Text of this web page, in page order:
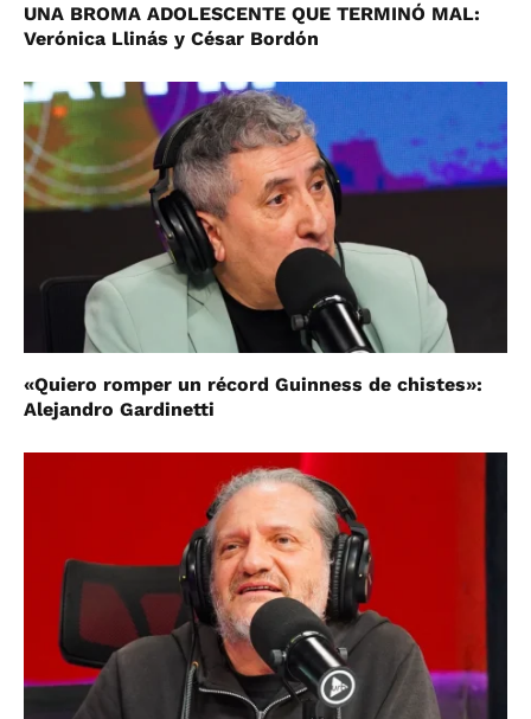
UNA BROMA ADOLESCENTE QUE TERMINÓ MAL:
Verónica Llinás y César Bordón
«Quiero romper un récord Guinness de chistes»:
Alejandro Gardinetti